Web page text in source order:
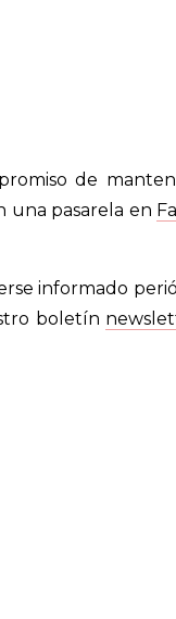
de
una pasarela en
informado
boletín